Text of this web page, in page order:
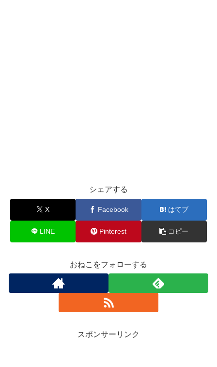
シェアする
X Facebook はてブ
LINE Pinterest コピー
おねこをフォローする
スポンサーリンク